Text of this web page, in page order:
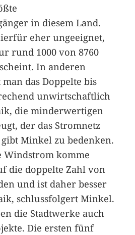
in diesem Land.
eher ungeeignet,
rund 1000 von 8760
In anderen
das Doppelte bis
unwirtschaftlich
die minderwertigen
der das Stromnetz
Minkel zu bedenken.
Windstrom komme
die doppelte Zahl von
und ist daher besser
schlussfolgert Minkel.
die Stadtwerke auch
Die ersten fünf